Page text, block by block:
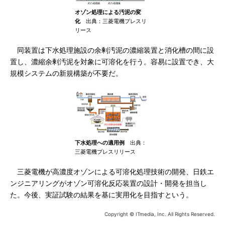
オゾン処理による汚泥の変
化出典：三菱電機プレスリ
リース
同装置は下水処理施設の余剰汚泥の濃縮装置と消化槽の間に設
置し、濃縮余剰汚泥を対象に可溶化を行う。容易に設置でき、大
規模システムの新規構築が不要だ。
下水処理への適用例
出典：
三菱電機プレスリリース
三菱電機が高濃度オゾンによる可溶化処理技術の開発、日鉄エ
ンジニアリングがオゾン可溶化反応装置の設計・開発を担当し
た。今後、実証試験の結果を基に実用化を目指すという。
Copyright © ITmedia, Inc. All Rights Reserved.